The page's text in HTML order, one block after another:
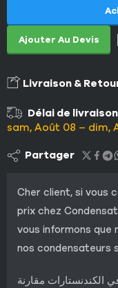
Ajouter Au Devis
Livraison &
Délai de
sam, Août 08 – dim,
Partager
Cher client, si vous
prix chez
vous informons que
nos condensateurs
الكندنستارات مقارنة